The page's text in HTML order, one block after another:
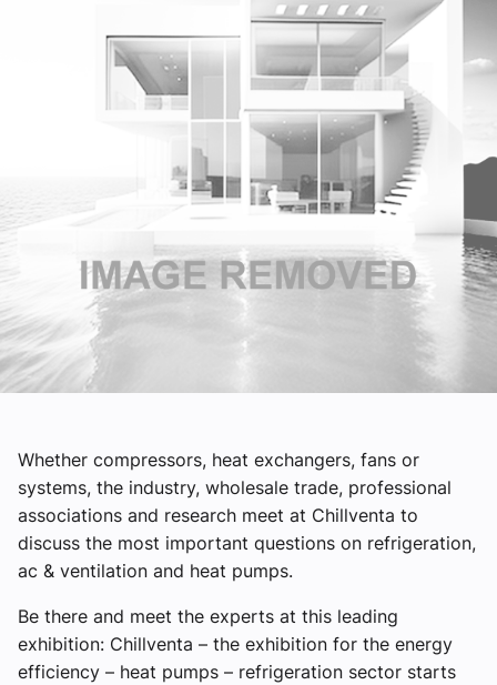
Om VVS Aktuelt
Abonner på fagbladet Byggfakta Nyheter
Annonsere i VVS Aktuelt
Tips oss
eBlad
Whether compressors, heat exchangers, fans or
systems, the industry, wholesale trade, professional
associations and research meet at Chillventa to
discuss the most important questions on refrigeration,
ac & ventilation and heat pumps.
Be there and meet the experts at this leading
exhibition: Chillventa – the exhibition for the energy
efficiency – heat pumps – refrigeration sector starts